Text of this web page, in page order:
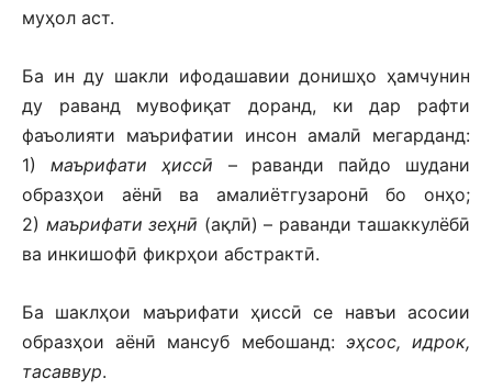
муҳол аст.
Ба ин ду шакли ифодашавии донишҳо ҳамчунин
ду раванд мувофиқат доранд, ки дар рафти
фаъолияти маърифатии инсон амалӣ мегарданд:
1)маърифати ҳиссӣ – раванди пайдо шудани
образҳои аёнӣ ва амалиётгузаронӣ бо онҳо;
2) маърифати зеҳнӣ (ақлӣ) – раванди ташаккулёбӣ
ва инкишофӣ фикрҳои абстрактӣ.
Ба шаклҳои маърифати ҳиссӣ се навъи асосии
образҳои аёнӣ мансуб мебошанд: эҳсос, идрок,
тасаввур.